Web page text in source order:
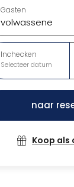
Gasten
volwassene
Inchecken
Selecteer datum
naar
Koop als